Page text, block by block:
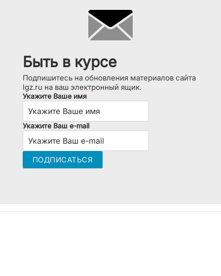
Быть в курсе
Подпишитесь на обновления материалов сайта
lgz.ru на ваш электронный ящик.
Укажите Ваше имя
Укажите Ваш e-mail